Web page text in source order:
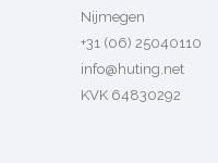
Nijmegen
+31 (06) 25040110
info@huting.net
KVK 64830292